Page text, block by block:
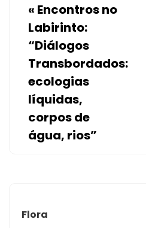
« Encontros no
Labirinto:
“Diálogos
Transbordados:
ecologias
líquidas,
corpos de
água, rios”
Flora